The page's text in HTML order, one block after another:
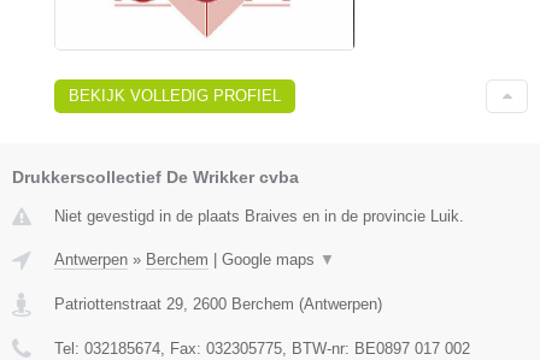
BEKIJK VOLLEDIG PROFIEL
Drukkerscollectief De Wrikker cvba
Niet gevestigd in de plaats Braives en in de provincie Luik.
Antwerpen » Berchem Google maps ▼
Patriottenstraat 29, 2600 Berchem (Antwerpen)
Tel: 032185674, Fax: 032305775, BTW-nr: BE0897 017 002